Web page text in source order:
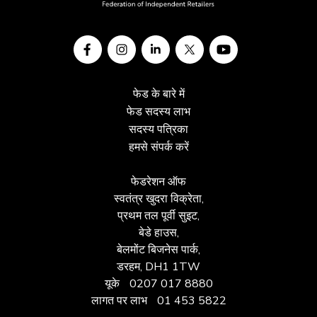
प्रति ग्राहक केवल एक वाउचर
टिल पॉइंट.
उपलब्धता के अधीन। बेस्टवे में मौजूदा डील के साथ संयुक्त रूप से नहीं
कूपन भुनाने के लिए उसे बिलिंग काउंटर पर प्रस्तुत करें।.
आपको डिपो रिसेप्शन पर बेस्टवे के साथ एक खाता पंजीकृत करना
पंजीकरण कराने के लिए निम्नलिखित दस्तावेज़ साथ लाएँ:
- proof of ownership of business
- a VAT registration certificate
फेड के बारे में
फेड सदस्य लाभ
सदस्य पत्रिका
हमसे संपर्क करें
फेडरेशन ऑफ
स्वतंत्र खुदरा विक्रेता,
प्रथम तल पूर्वी सुइट,
बेडे हाउस,
बेलमोंट बिजनेस पार्क,
डरहम, DH1 1TW
यूके 0207 017 8880
लागत पर लाभ 01 453 5822